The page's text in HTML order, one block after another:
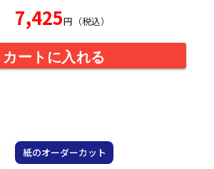
7,425円（税込）
カートに入れる
紙のオーダーカット